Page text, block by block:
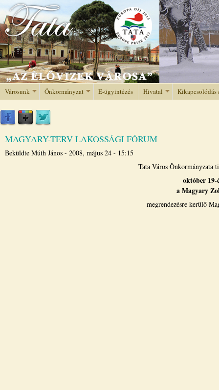
Jump to navigation
Városunk Önkormányzat E-ügyintézés Hivatal Kikapcsolódás
MAGYARY-TERV LAKOSSÁGI FÓRUM
Beküldte Múth János - 2008, május 24 - 15:15
Tata Város Önkormányzata
október 19-
a Magyary
megrendezésre kerülő